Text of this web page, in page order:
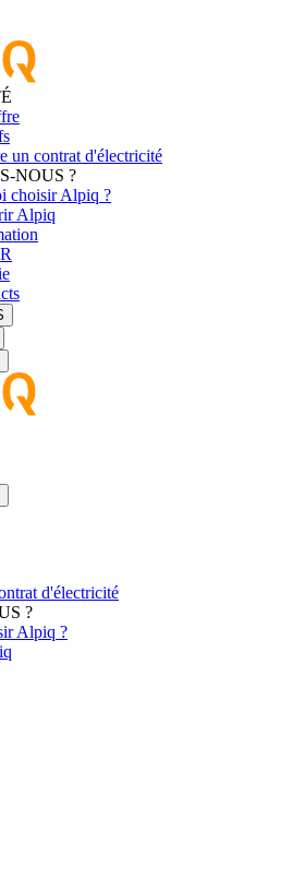
un contrat d'électricité
NOUS ?
choisir Alpiq ?
Alpiq
d'électricité
?
Alpiq ?